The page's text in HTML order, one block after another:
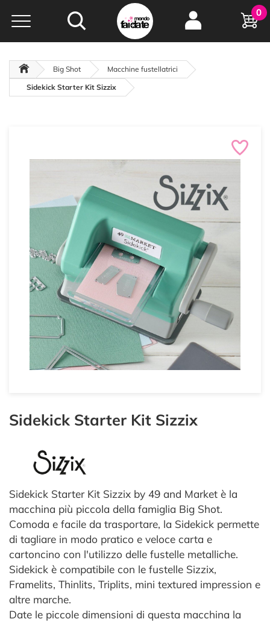
Hobby e
creatività...
oltre 15 anni online
0
Big Shot
Macchine fustellatrici
Sidekick Starter Kit Sizzix
Sidekick Starter Kit Sizzix
Sidekick Starter Kit Sizzix by 49 and Market è la
macchina più piccola della famiglia Big Shot.
Comoda e facile da trasportare, la Sidekick permette
di tagliare in modo pratico e veloce carta e
cartoncino con l'utilizzo delle fustelle metalliche.
Sidekick è compatibile con le fustelle Sizzix,
Framelits, Thinlits, Triplits, mini textured impression e
altre marche.
Date le piccole dimensioni di questa macchina la